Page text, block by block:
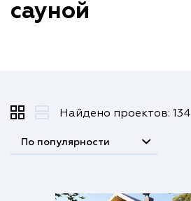
сауной
По популярности
Найдено проектов: 134